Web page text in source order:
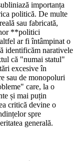
importanța
politică. De multe
sau fabricată,
**politici
ar fi întâmpinat o
identificăm narativele
că "numai statul"
excesive în
sau de monopoluri
care, la o
și mai puțin
critică devine o
spre
generală.